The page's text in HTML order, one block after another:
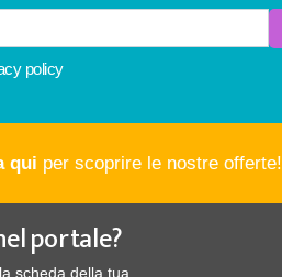
policy
qui per scoprire le nostre offerte!
portale?
scheda della tua